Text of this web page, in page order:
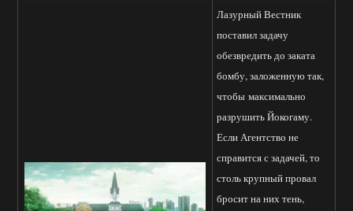
Лазурный Вестник
поставил задачу
обезвредить до заката
бомбу, заложенную так,
чтобы максимально
разрушить Йокогаму.
Если Агентство не
справится с задачей, то
столь крупный провал
бросит на них тень,